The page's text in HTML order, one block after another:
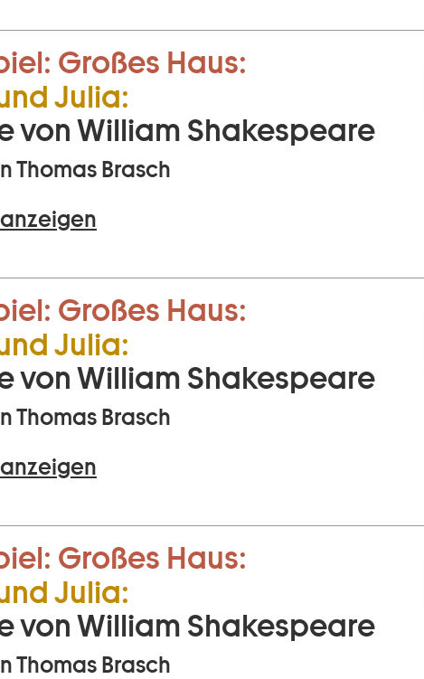
Großes Haus:
Julia:
von William Shakespeare
Thomas Brasch
Großes Haus:
Julia:
von William Shakespeare
Thomas Brasch
Großes Haus:
Julia:
von William Shakespeare
Thomas Brasch